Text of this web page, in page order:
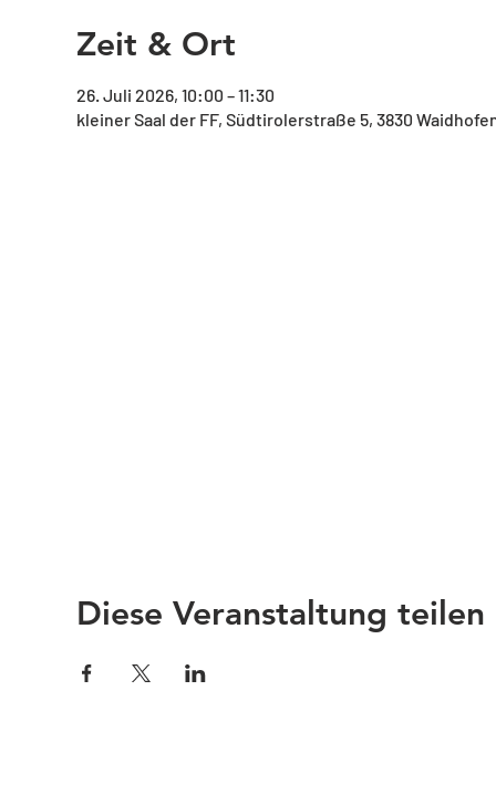
Zeit & Ort
26. Juli 2026, 10:00 – 11:30
kleiner Saal der FF, Südtirolerstraße 5, 3830
Diese Veranstaltung teilen